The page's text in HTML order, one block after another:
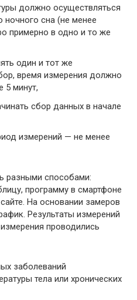
должно осуществляться
ночного сна (не менее
примерно в одно и то же
один и тот же
время измерения должно
5 минут,
сбор данных в начале
измерений — не менее
разными способами:
программу в смартфоне
На основании замеров
Результаты измерений
проводились
заболеваний
тела или хронических